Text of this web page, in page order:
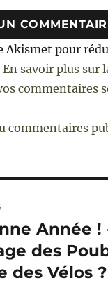
Akismet pour
En savoir plus sur
commentaires
commentaires
Année !
des
des Vélos